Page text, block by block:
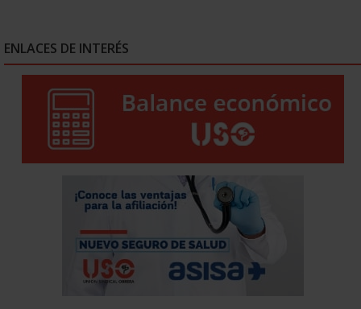
ENLACES DE INTERÉS